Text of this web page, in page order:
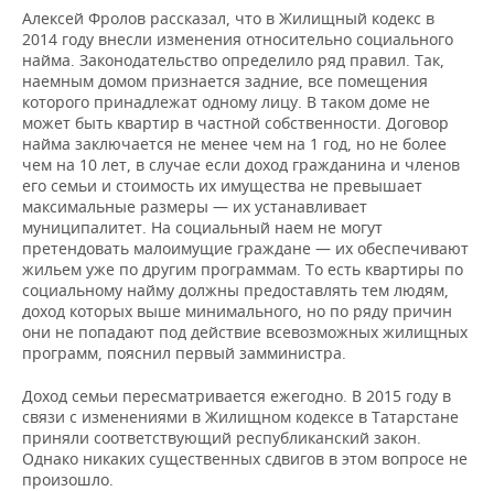
НЕФТЬ
ОПК
ЭНЕРГЕТИКА
РОЗНИЧНАЯ ТОРГОВЛЯ
ТРАНСПОРТ
УСЛУГИ
НОВОСТИ ТЕХНОЛОГИЙ
IT
МЕДИА
ТЕЛЕКОММУНИКАЦИИ
МЕРОПРИЯТИЯ
НОВОСТИ МЕРОПРИЯТИЙ
ВЫЕЗДНАЯ РЕДАКЦИЯ
БИЗНЕС-БРАНЧИ
ONLINE-КОНФЕРЕНЦИИ
ОТКРЫТАЯ ЛЕКЦИЯ
СПОРТ
НОВОСТИ СПОРТА
ФУТБОЛ
ХОККЕЙ
БАСКЕТБОЛ
ВОЛЕЙБОЛ
КИБЕРСПОРТ
ФИГУРНОЕ КАТАНИЕ
ВОДНЫЕ ВИДЫ СПОРТА
ОБЩЕСТВО
НОВОСТИ ОБЩЕСТВА
ВЛАСТЬ
ИНФРАСТРУКТУРА
ИСТОРИЯ
КУЛЬТУРА
МЕДИЦИНА
ОБРАЗОВАНИЕ
ФОТОГАЛЕРЕЯ
СЮЖЕТЫ
СПРАВОЧНИК
СПИСОК ПЕРСОН
СПИСОК КОМПАНИЙ
ПОЛНАЯ ВЕРСИЯ
Алексей Фролов рассказал, что в Жилищный кодекс в
2014 году внесли изменения относительно социального
найма. Законодательство определило ряд правил. Так,
наемным домом признается задние, все помещения
которого принадлежат одному лицу. В таком доме не
может быть квартир в частной собственности. Договор
найма заключается не менее чем на 1 год, но не более
чем на 10 лет, в случае если доход гражданина и членов
его семьи и стоимость их имущества не превышает
максимальные размеры — их устанавливает
муниципалитет. На социальный наем не могут
претендовать малоимущие граждане — их обеспечивают
жильем уже по другим программам. То есть квартиры по
социальному найму должны предоставлять тем людям,
доход которых выше минимального, но по ряду причин
они не попадают под действие всевозможных жилищных
программ, пояснил первый замминистра.
Доход семьи пересматривается ежегодно. В 2015 году в
связи с изменениями в Жилищном кодексе в Татарстане
приняли соответствующий республиканский закон.
Однако никаких существенных сдвигов в этом вопросе не
произошло.